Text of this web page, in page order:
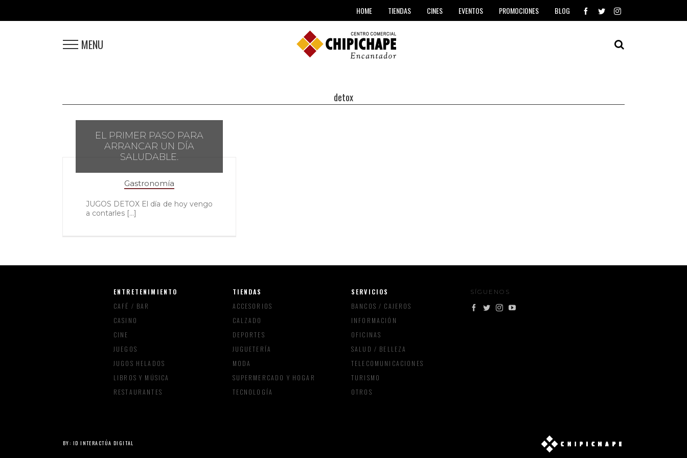
HOME TIENDAS CINES EVENTOS PROMOCIONES BLOG
MENU
detox
EL PRIMER PASO PARA
ARRANCAR UN DÍA
SALUDABLE.
Gastronomía
JUGOS DETOX El día de hoy vengo
a contarles [...]
ENTRETENIMIENTO
CAFÉ / BAR
CASINO
CINE
JUEGOS
JUGOS HELADOS
LIBROS Y MÚSICA
RESTAURANTES
TIENDAS
ACCESORIOS
CALZADO
DEPORTES
JUGUETERÍA
MODA
SUPERMERCADO Y HOGAR
TECNOLOGÍA
SERVICIOS
BANCOS / CAJEROS
INFORMACIÓN
OFICINAS
SALUD / BELLEZA
TELECOMUNICACIONES
TURISMO
OTROS
SÍGUENOS
BY: ID INTERACTÚA DIGITAL